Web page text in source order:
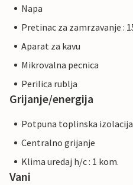
Napa
Pretinac za zamrzavanje :
Aparat za kavu
Mikrovalna pecnica
Perilica rublja
Grijanje/energija
Potpuna toplinska izolacija
Centralno grijanje
Klima uredaj h/c : 1 kom.
Vani